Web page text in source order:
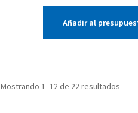
Añadir al
Mostrando 1–12 de 22 resultados